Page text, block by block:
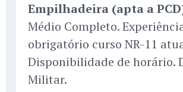
Empilhadeira (apta a
Médio Completo.
obrigatório curso NR-11
Disponibilidade de horário.
Militar.